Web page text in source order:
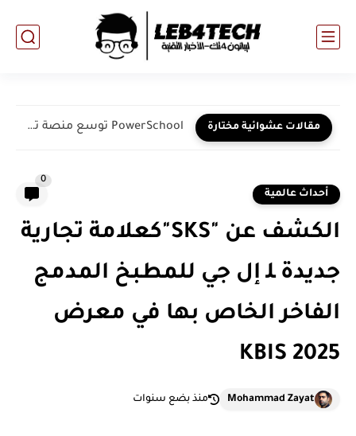
مقالات عشوائية مختارة PowerSchool توسع منصة تكنولوجيا التعليم ذات المهام الحرجة بإطلاقها باللغة...
أحداث عالمية
0
الكشف عن "SKS"كعلامة تجارية
جديدة ﻠ إل جي للمطبخ المدمج
الفاخر الخاص بها في معرض
KBIS 2025
Mohammad Zayat منذ بضع سنوات